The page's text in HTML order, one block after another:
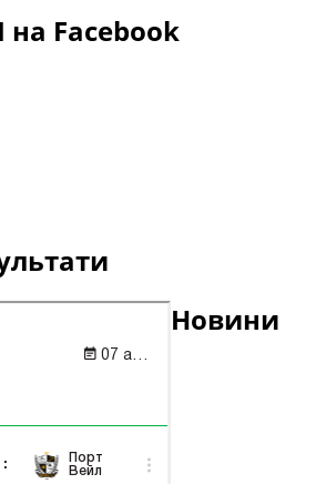
Facebook
Новини